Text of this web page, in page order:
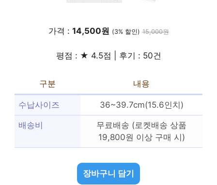
가격 : 14,500원 (3% 할인) 15,000원
평점 : ★ 4.5점 | 후기 : 50건
구분 내용
수납사이즈 36~39.7cm(15.6인치)
배송비
무료배송 (로켓배송 상품
19,800원 이상 구매 시)
장바구니 담기